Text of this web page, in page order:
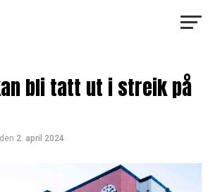
bli tatt ut i streik på
den 2. april 2024